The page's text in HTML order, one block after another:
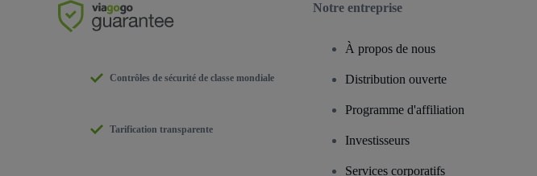
Contrôles de sécurité de classe mondiale
Tarification transparente
Notre entreprise
À propos de nous
Distribution ouverte
Programme d'affiliation
Investisseurs
Services corporatifs